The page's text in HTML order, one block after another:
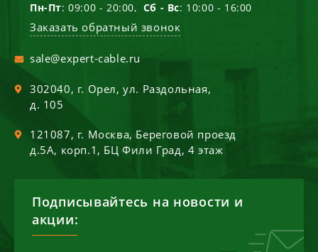
Пн-Пт: 09:00 - 20:00, Сб - Вс: 10:00 - 16:00
Заказать обратный звонок
sale@expert-cable.ru
302040, г. Орел,ул. Раздольная,
д. 105
121087, г. Москва, Береговой проезд
д.5А, корп.1, БЦ Фили Град, 4 этаж
Подписывайтесь на новости и
акции: